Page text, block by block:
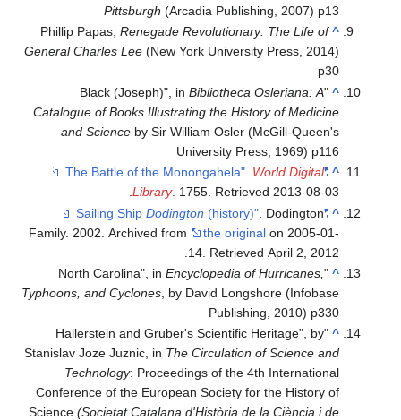
Pittsburgh (Arcadia Publishing, 2007) p13
^
Phillip Papas,Renegade Revolutionary: The Life of
General Charles Lee (New York University Press, 2014)
p30
^
"Black (Joseph)", in
Bibliotheca Osleriana: A
Catalogue of Books Illustrating the History of Medicine
and Science by Sir William Osler (McGill-Queen's
University Press, 1969) p116
^
"The Battle of the Monongahela"
World Digital
Library. 1755 . Retrieved 2013-08-03
.
^
"Sailing Ship
Dodington (history)" . Dodington
Family. 2002. Archived from
the original on 2005-01-
14 . RetrievedApril 2, 2012
^
"North Carolina", in
Encyclopedia of Hurricanes,
Typhoons, and Cyclones , by David Longshore (Infobase
Publishing, 2010) p330
^
"Hallerstein and Gruber's Scientific Heritage", by
Stanislav Joze Juznic, in The Circulation of Science and
Technology: Proceedings of the 4th International
Conference of the European Society for the History of
Science (Societat Catalana d'Història de la Ciència i de